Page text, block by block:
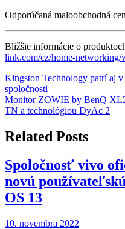
Odporúčaná maloobchodná
Bližšie informácie o
link.com/cz/home-networking/
Navigácia
v
článku
Kingston Technology patrí aj
spoločnosti
Monitor ZOWIE by BenQ
TN a technológiou DyAc 2
Related Posts
Spoločnosť vivo
novú
OS 13
10. novembra 2022